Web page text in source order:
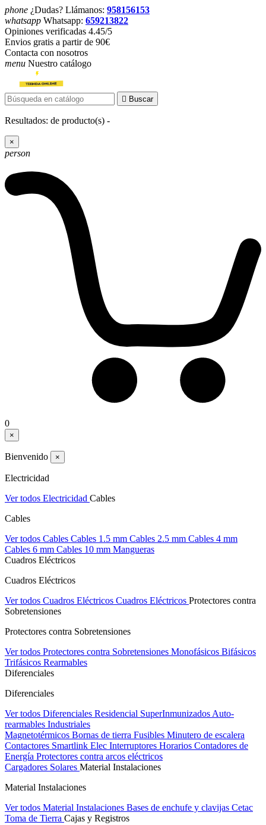
phone ¿Dudas? Llámanos: 958156153
whatsapp Whatsapp: 659213822
Opiniones verificadas 4.45/5
Envios gratis a partir de 90€
Contacta con nosotros
menu Nuestro catálogo
 Buscar
Resultados: de producto(s) -
×
person
0
×
Bienvenido ×
Electricidad
Ver todos Electricidad Cables
Cables
Ver todos Cables Cables 1.5 mm Cables 2.5 mm Cables 4 mm
Cables 6 mm Cables 10 mm Mangueras
Cuadros Eléctricos
Cuadros Eléctricos
Ver todos Cuadros Eléctricos Cuadros Eléctricos Protectores contra
Sobretensiones
Protectores contra Sobretensiones
Ver todos Protectores contra Sobretensiones Monofásicos Bifásicos
Trifásicos Rearmables
Diferenciales
Diferenciales
Ver todos Diferenciales Residencial SuperInmunizados Auto-
rearmables Industriales
Magnetotérmicos Bornas de tierra Fusibles Minutero de escalera
Contactores Smartlink Elec Interruptores Horarios Contadores de
Energía Protectores contra arcos eléctricos
Cargadores Solares Material Instalaciones
Material Instalaciones
Ver todos Material Instalaciones Bases de enchufe y clavijas Cetac
Toma de Tierra Cajas y Registros